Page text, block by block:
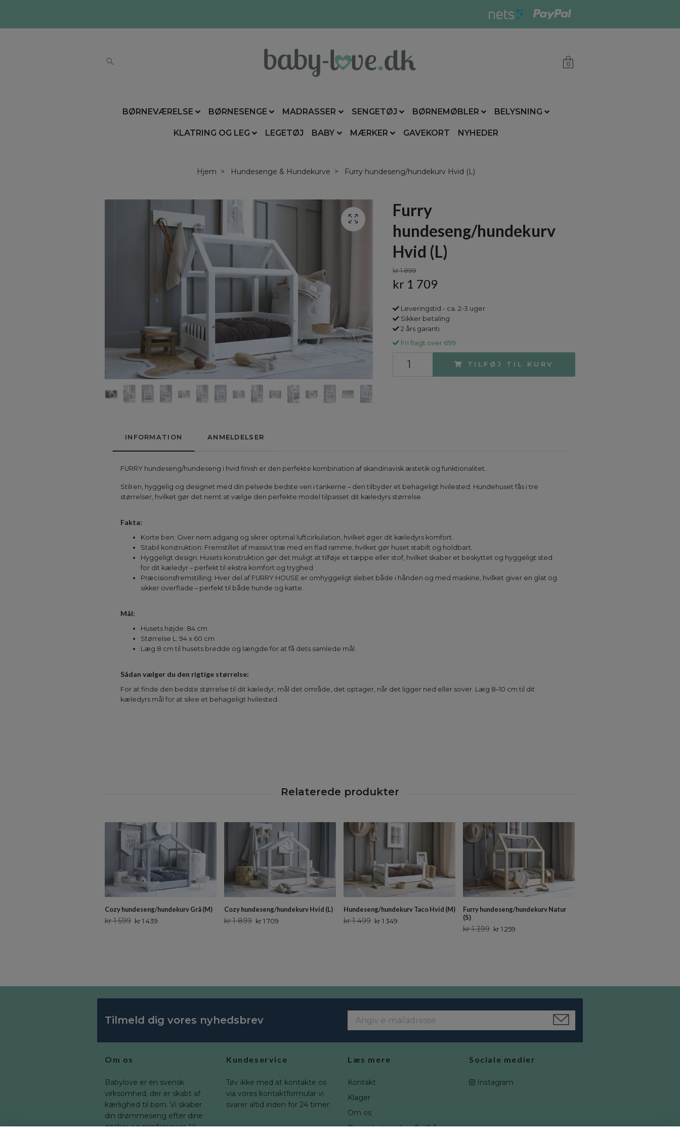
0
BØRNEVÆRELSE BØRNESENGE MADRASSER SENGETØJ BØRNEMØBLER BELYSNING
KLATRING OG LEG LEGETØJ BABY MÆRKER GAVEKORT NYHEDER
Hjem Hundesenge & Hundekurve Furry hundeseng/hundekurv Hvid (L)
Furry
hundeseng/hundekurv
Hvid (L)
kr 1 899
kr 1 709
Leveringstid - ca. 2-3 uger
Sikker betaling
2 års garanti
Fri fragt over 699
TILFØJ TIL KURV
INFORMATION ANMELDELSER
FURRY hundeseng/hundeseng i hvid finish er den perfekte kombination af skandinavisk æstetik og funktionalitet.
Stilren, hyggelig og designet med din pelsede bedste ven i tankerne – den tilbyder et behageligt hvilested. Hundehuset fås i tre
størrelser, hvilket gør det nemt at vælge den perfekte model tilpasset dit kæledyrs størrelse.
Fakta:
Korte ben: Giver nem adgang og sikrer optimal luftcirkulation, hvilket øger dit kæledyrs komfort.
Stabil konstruktion: Fremstillet af massivt træ med en flad ramme, hvilket gør huset stabilt og holdbart.
Hyggeligt design: Husets konstruktion gør det muligt at tilføje et tæppe eller stof, hvilket skaber et beskyttet og hyggeligt sted
for dit kæledyr – perfekt til ekstra komfort og tryghed.
Præcisionsfremstilling: Hver del af FURRY HOUSE er omhyggeligt slebet både i hånden og med maskine, hvilket giver en glat og
sikker overflade – perfekt til både hunde og katte.
Mål:
Husets højde: 84 cm
Størrelse L: 94 x 60 cm
Læg 8 cm til husets bredde og længde for at få dets samlede mål.
Sådan vælger du den rigtige størrelse:
For at finde den bedste størrelse til dit kæledyr, mål det område, det optager, når det ligger ned eller sover. Læg 8–10 cm til dit
kæledyrs mål for at sikre et behageligt hvilested.
Cozy hundeseng/hundekurv Grå (M)
kr 1 599 kr 1 439
Cozy hundeseng/hundekurv Hvid (L)
kr 1 899 kr 1 709
Hundeseng/hundekurv Taco Hvid (M)
kr 1 499 kr 1 349
Furry hundeseng/hundekurv Natur
(S)
kr 1 399 kr 1 259
Tilmeld dig vores nyhedsbrev
Om os
Babylove er en svensk
virksomhed, der er skabt af
kærlighed til børn. Vi skaber
din drømmeseng efter dine
ønsker og præferencer. Vi
Kundeservice
Tøv ikke med at kontakte os
via vores kontaktformular vi
svarer altid inden for 24 timer.
Læs mere
Kontakt
Klager
Om os
Brugerbetingelser & vilkår
Sociale medier
Instagram